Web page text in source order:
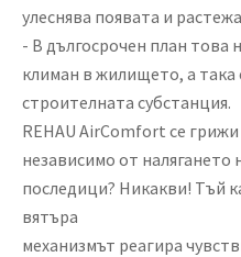
улеснява появата и
- В дългосрочен план това
климан в жилището, а
строителната субстанция.
REHAU AirComfort се
независимо от налягането
последици? Никакви! Тъй
вятъра
механизмът реагира